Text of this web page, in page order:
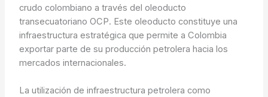
crudo colombiano a través del oleoducto
transecuatoriano OCP. Este oleoducto constituye una
infraestructura estratégica que permite a Colombia
exportar parte de su producción petrolera hacia los
mercados internacionales.
La utilización de infraestructura petrolera como